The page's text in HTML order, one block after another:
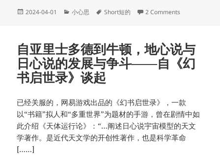
Posted
2024-04-01 Categories
小心思 Tags
Short短的 2 Comments
自亚里士多德到牛顿，地心说与
日心说的发展与争斗——自《幻
书启世录》谈起
已经关服的，网易游戏出品的《幻书启世录》，一款
以“书籍”拟人和“多重世界”为题材的手游，曾在剧情中如
此介绍《天体运行论》：“…阐述日心说宇宙模型的天文
学著作。是近代天文学的开创性著作，也是科学革命
[……]